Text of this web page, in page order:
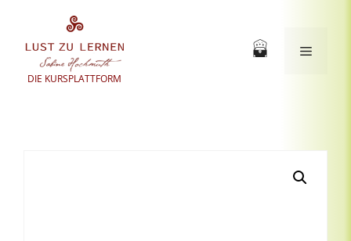
springen
DIE KURSPLATTFORM
Menü